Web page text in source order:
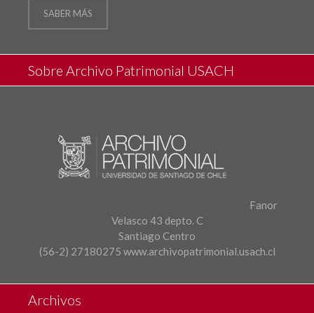
SABER MÁS
Sobre Archivo Patrimonial USACH
Fanor
Velasco 43 depto. C
Santiago Centro
(56-2) 27180275 www.archivopatrimonial.usach.cl
Archivos